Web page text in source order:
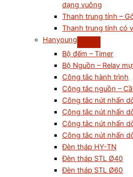
dạng vuông
Thanh trung tính –
Thanh trung tính có
Hanyoung
Bộ đếm – Timer
Bộ Nguồn – Relay
Công tắc hành trình
Công tắc nguồn –
Công tắc nút nhấn
Công tắc nút nhấn
Công tắc nút nhấn
Công tắc nút nhấn
Đèn tháp HY-TN
Đèn tháp STL Ø40
Đèn tháp STL Ø60